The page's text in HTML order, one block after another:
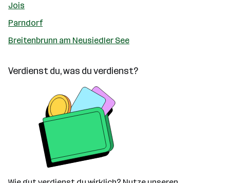
Jois
Parndorf
Breitenbrunn am Neusiedler See
Verdienst du, was du verdienst?